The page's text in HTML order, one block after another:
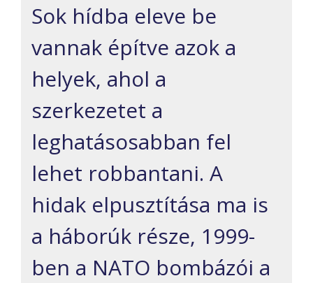
Sok hídba eleve be
vannak építve azok a
helyek, ahol a
szerkezetet a
leghatásosabban fel
lehet robbantani. A
hidak elpusztítása ma is
a háborúk része, 1999-
ben a NATO bombázói a